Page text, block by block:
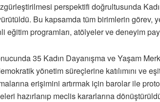
perspektifi doğrultusunda
Bu kapsamda tüm birimlerin görev,
eğitim programları, atölyeler ve deneyim
35 Kadın Dayanışma ve Yaşam
yönetim süreçlerine katılımını ve
erişimini artırmak için barolar ile
hazırlanıp meclis kararlarına